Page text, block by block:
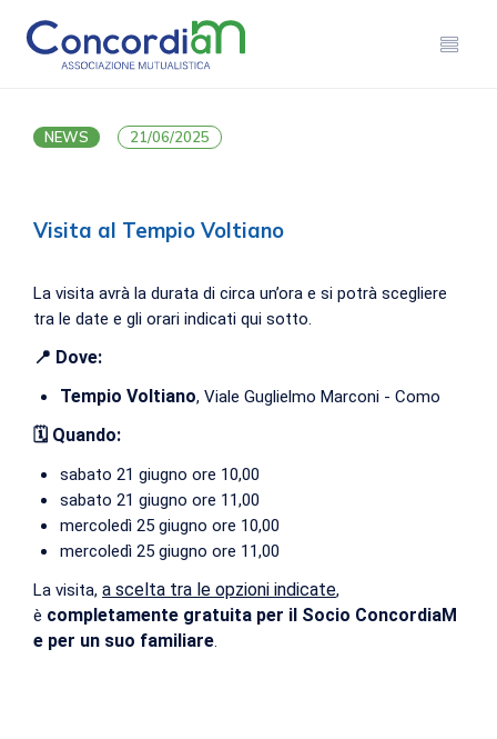
NEWS 21/06/2025
Visita al Tempio Voltiano
La visita avrà la durata di circa un’ora e si potrà scegliere
tra le date e gli orari indicati qui sotto.
📍 Dove:
Tempio Voltiano, Viale Guglielmo Marconi - Como
🗓️ Quando:
sabato 21 giugno ore 10,00
sabato 21 giugno ore 11,00
mercoledì 25 giugno ore 10,00
mercoledì 25 giugno ore 11,00
La visita, a scelta tra le opzioni indicate,
è completamente gratuita per il Socio ConcordiaM
e per un suo familiare.